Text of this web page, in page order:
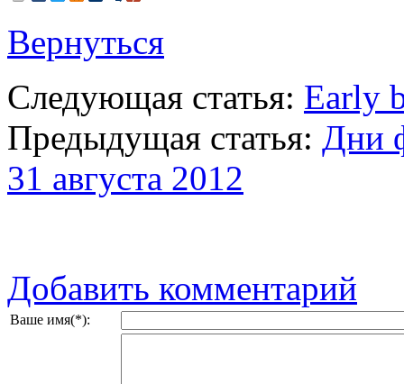
Вернуться
Следующая статья: Early
Предыдущая статья: Дни
31 августа 2012
Добавить комментарий
Ваше имя(*):